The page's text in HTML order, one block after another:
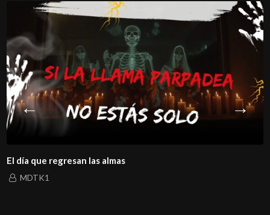
El día que regresan las almas
MDTK1